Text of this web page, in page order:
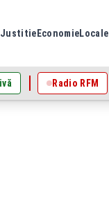
Justitie EconomieLocale
Radio RFM